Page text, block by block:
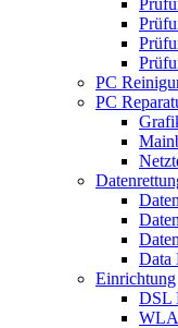
PC
PC
Data
Einrichtung
DSL